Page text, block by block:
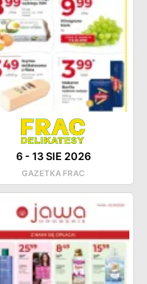
6-13 SIE 2026
GAZETKA FRAC